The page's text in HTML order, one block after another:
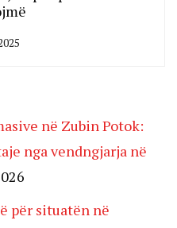
në Zubin Potok:
nga vendngjarja në
për situatën në